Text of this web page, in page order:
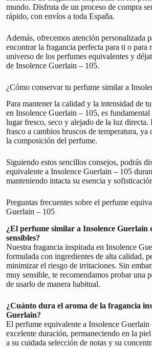
mundo. Disfruta de un proceso de compra
rápido, con envíos a toda España.
Además, ofrecemos atención personalizada
encontrar la fragancia perfecta para ti o para
universo de los perfumes equivalentes y
de Insolence Guerlain – 105.
¿Cómo conservar tu perfume similar a
Para mantener la calidad y la intensidad de
en Insolence Guerlain – 105, es fundamental
lugar fresco, seco y alejado de la luz directa.
frasco a cambios bruscos de temperatura, ya
la composición del perfume.
Siguiendo estos sencillos consejos, podrás
equivalente a Insolence Guerlain – 105
manteniendo intacta su esencia y
Preguntas frecuentes sobre el perfume
Guerlain – 105
¿El perfume similar a Insolence Guerlain
sensibles?
Nuestra fragancia inspirada en Insolence
formulada con ingredientes de alta calidad,
minimizar el riesgo de irritaciones. Sin
muy sensible, te recomendamos probar una
de usarlo de manera habitual.
¿Cuánto dura el aroma de la fragancia
Guerlain?
El perfume equivalente a Insolence Guerlain
excelente duración, permaneciendo en la
a su cuidada selección de notas y su